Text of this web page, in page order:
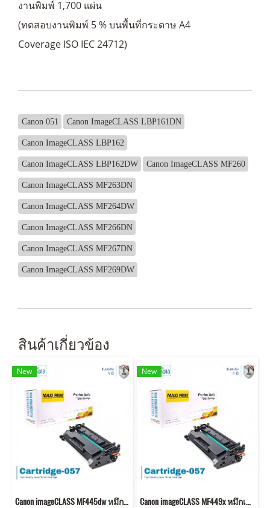
งานพิมพ์ 1,700 แผ่น
(ทดสอบงานพิมพ์ 5 % บนพื้นที่กระดาษ A4
Coverage ISO IEC 24712)
Canon 051 Canon ImageCLASS LBP161DN
Canon ImageCLASS LBP162
Canon ImageCLASS LBP162DW Canon ImageCLASS MF260
Canon ImageCLASS MF263DN
Canon ImageCLASS MF264DW
Canon ImageCLASS MF266DN
Canon ImageCLASS MF267DN
Canon ImageCLASS MF269DW
สินค้าเกี่ยวข้อง
New
Canon imageCLASS MF445dw หมึกเครื่องปริ้น 057 พิมพ์คมชัด!
New
Canon imageCLASS MF449x หมึกเครื่องปริ้น 057 พิมพ์คมชัด!